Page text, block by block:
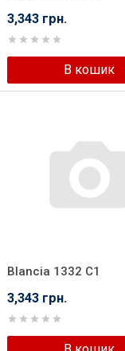
3,343 грн.
В кошик
Blancia 1332 C1
3,343 грн.